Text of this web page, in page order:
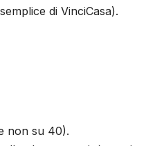
di VinciCasa).
non su 40).